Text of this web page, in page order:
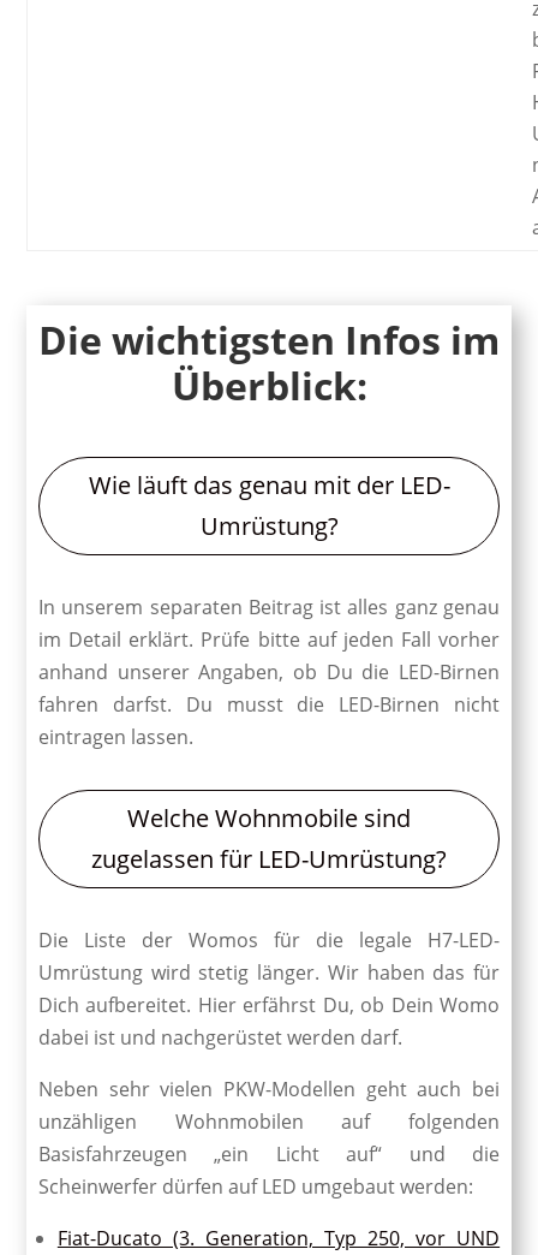
Die wichtigsten Infos im
Überblick:
Wie läuft das genau mit der LED-
Umrüstung?
In unserem separaten Beitrag ist alles ganz genau
im Detail erklärt. Prüfe bitte auf jeden Fall vorher
anhand unserer Angaben, ob Du die LED-Birnen
fahren darfst. Du musst die LED-Birnen nicht
eintragen lassen.
Welche Wohnmobile sind
zugelassen für LED-Umrüstung?
Die Liste der Womos für die legale H7-LED-
Umrüstung wird stetig länger. Wir haben das für
Dich aufbereitet. Hier erfährst Du, ob Dein Womo
dabei ist und nachgerüstet werden darf.
Neben sehr vielen PKW-Modellen geht auch bei
unzähligen Wohnmobilen auf folgenden
Basisfahrzeugen „ein Licht auf“ und die
Scheinwerfer dürfen auf LED umgebaut werden:
Fiat-Ducato (3. Generation, Typ 250, vor UND